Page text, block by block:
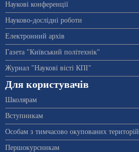
Наукові конференції
Науково-дослідні роботи
Електронний архів
Газета "Київський політехнік"
Журнал "Наукові вісті КПІ"
Для користувачів
Школярам
Вступникам
Особам з тимчасово окупованих територій
Першокурсникам